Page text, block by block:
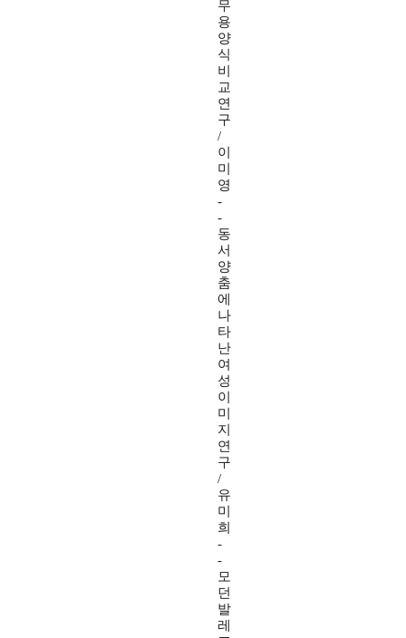
무
용
양
식
비
교
연
구
/
이
미
영
-
-
동
서
양
춤
에
나
타
난
여
성
이
미
지
연
구
/
유
미
희
-
-
모
던
발
레